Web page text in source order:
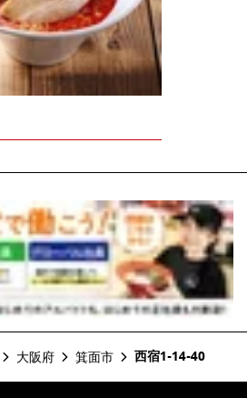
大阪府 箕面市 西宿1-14-40